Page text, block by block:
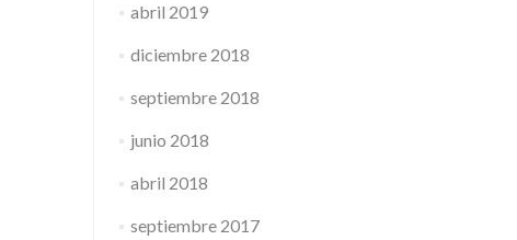
abril 2019
diciembre 2018
septiembre 2018
junio 2018
abril 2018
septiembre 2017